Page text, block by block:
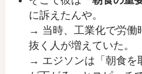
に訴えたんや。
→ 当時、工業化で労働
抜く人が増えていた。
→ エジソンは「朝食を